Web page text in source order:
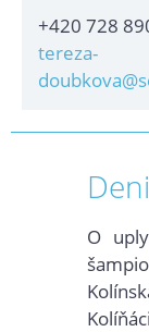
+420 728
tereza-
O